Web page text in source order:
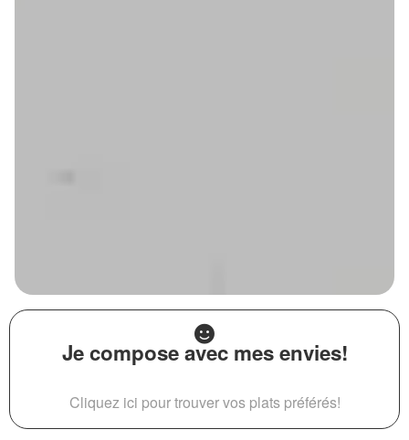
Je compose avec mes envies!
Cliquez ici pour trouver vos plats préférés!